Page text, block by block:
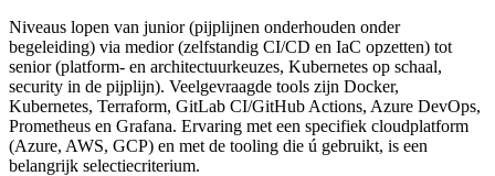
Niveaus lopen van junior (pijplijnen onderhouden onder
begeleiding) via medior (zelfstandig CI/CD en IaC opzetten) tot
senior (platform- en architectuurkeuzes, Kubernetes op schaal,
security in de pijplijn). Veelgevraagde tools zijn Docker,
Kubernetes, Terraform, GitLab CI/GitHub Actions, Azure DevOps,
Prometheus en Grafana. Ervaring met een specifiek cloudplatform
(Azure, AWS, GCP) en met de tooling die ú gebruikt, is een
belangrijk selectiecriterium.